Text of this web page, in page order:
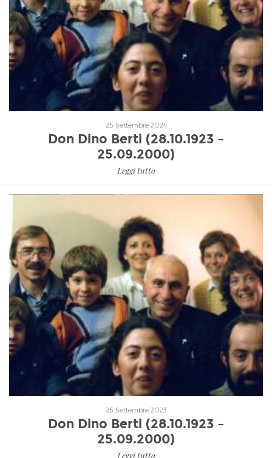
Leggi tutto
25 Settembre 2024
Don Dino Berti (28.10.1923 –
25.09.2000)
Leggi tutto
Leggi tutto
25 Settembre 2023
Don Dino Berti (28.10.1923 –
25.09.2000)
Leggi tutto